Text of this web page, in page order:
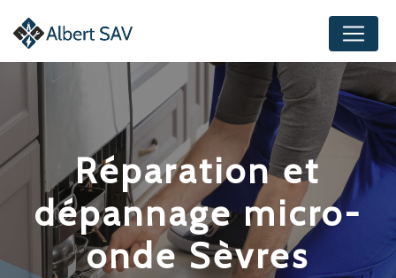
réparation et
dépannage micro-
onde Sèvres